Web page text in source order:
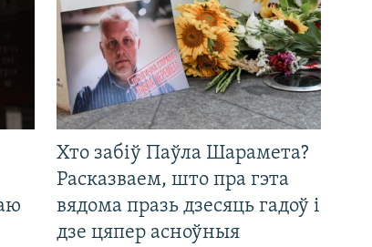
Хто забіў Паўла Шарамета?
Расказваем, што пра гэта
вядома празь дзесяць гадоў і
дзе цяпер асноўныя